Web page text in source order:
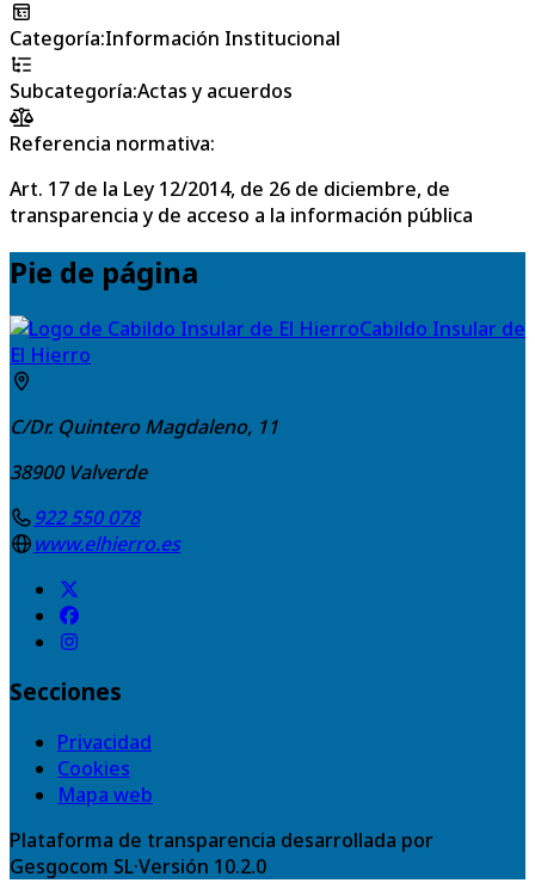
Categoría:Información Institucional
Subcategoría:Actas y acuerdos
Referencia normativa:
Art. 17 de la Ley 12/2014, de 26 de diciembre, de
transparencia y de acceso a la información pública
Pie de página
Cabildo Insular de
El Hierro
C/Dr. Quintero Magdaleno, 11
38900 Valverde
922 550 078
www.elhierro.es
Secciones
Privacidad
Cookies
Mapa web
Plataforma de transparencia desarrollada por
Gesgocom SL·Versión 10.2.0